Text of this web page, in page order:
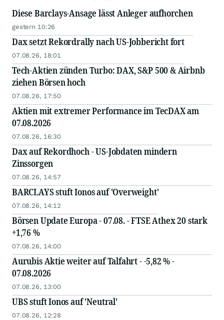
Diese Barclays-Ansage lässt Anleger aufhorchen
gestern 10:26
Dax setzt Rekordrally nach US-Jobbericht fort
07.08.26, 18:01
Tech-Aktien zünden Turbo: DAX, S&P 500 & Airbnb
ziehen Börsen hoch
07.08.26, 17:50
Aktien mit extremer Performance im TecDAX am
07.08.2026
07.08.26, 16:30
Dax auf Rekordhoch - US-Jobdaten mindern
Zinssorgen
07.08.26, 14:57
BARCLAYS stuft Ionos auf 'Overweight'
07.08.26, 14:12
Börsen Update Europa - 07.08. - FTSE Athex 20 stark
+1,76 %
07.08.26, 14:00
Aurubis Aktie weiter auf Talfahrt - -5,82 % -
07.08.2026
07.08.26, 13:00
UBS stuft Ionos auf 'Neutral'
07.08.26, 12:28